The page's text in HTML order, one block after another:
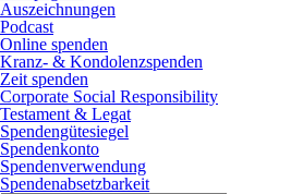
Auszeichnungen
Podcast
Online spenden
Kranz- & Kondolenzspenden
Zeit spenden
Corporate Social Responsibility
Testament & Legat
Spendengütesiegel
Spendenkonto
Spendenverwendung
Spendenabsetzbarkeit